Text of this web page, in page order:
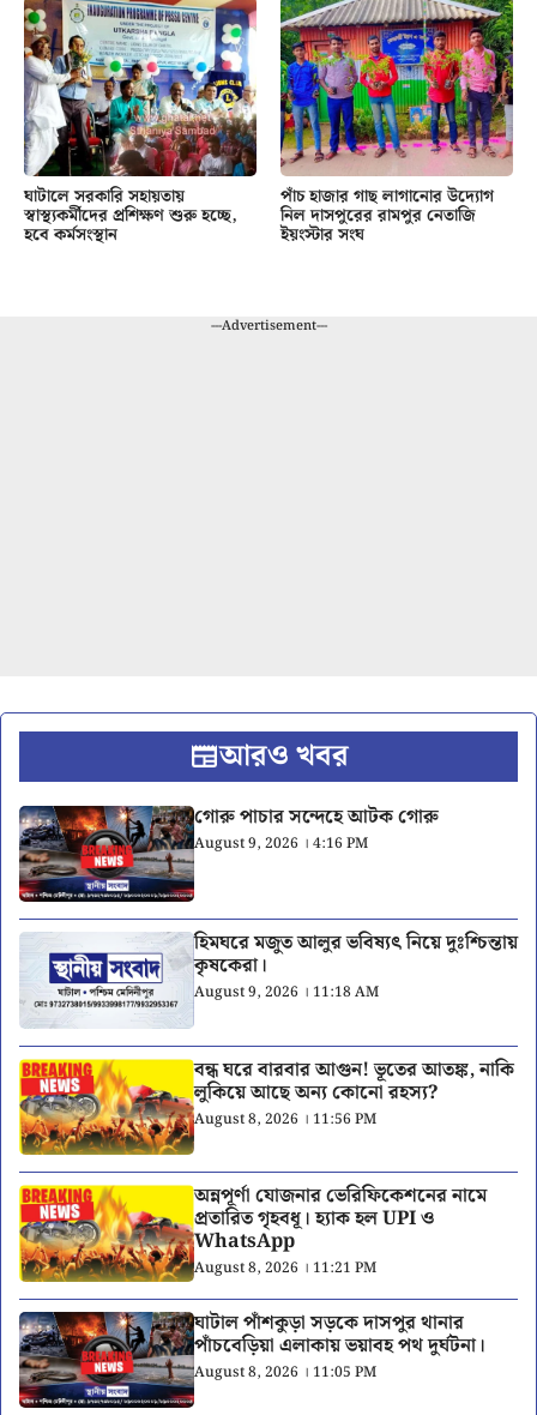
ঘাটালে সরকারি সহায়তায়
স্বাস্থ্যকর্মীদের প্রশিক্ষণ শুরু হচ্ছে,
হবে কর্মসংস্থান
পাঁচ হাজার গাছ লাগানোর উদ্যোগ
নিল দাসপুরের রামপুর নেতাজি
ইয়ংস্টার সংঘ
---Advertisement---
আরও খবর
গোরু পাচার সন্দেহে আটক গোরু
August 9, 2026 । 4:16 PM
হিমঘরে মজুত আলুর ভবিষ্যৎ নিয়ে দুঃশ্চিন্তায়
কৃষকেরা।
August 9, 2026 । 11:18 AM
বন্ধ ঘরে বারবার আগুন! ভূতের আতঙ্ক, নাকি
লুকিয়ে আছে অন্য কোনো রহস্য?
August 8, 2026 । 11:56 PM
অন্নপূর্ণা যোজনার ভেরিফিকেশনের নামে
প্রতারিত গৃহবধূ। হ্যাক হল UPI ও
WhatsApp
August 8, 2026 । 11:21 PM
ঘাটাল পাঁশকুড়া সড়কে দাসপুর থানার
পাঁচবেড়িয়া এলাকায় ভয়াবহ পথ দুর্ঘটনা।
August 8, 2026 । 11:05 PM